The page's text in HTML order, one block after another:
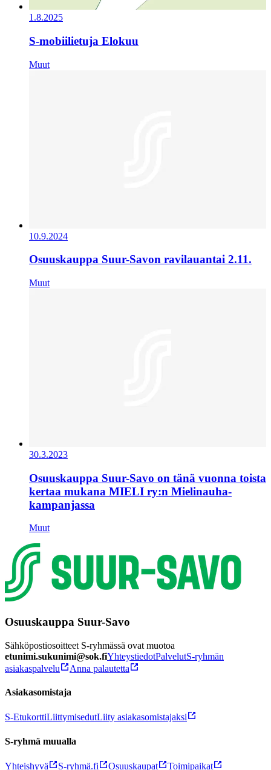
1.8.2025
S-mobiilietuja Elokuu
Muut
10.9.2024
Osuuskauppa Suur-Savon ravilauantai 2.11.
Muut
30.3.2023
Osuuskauppa Suur-Savo on tänä vuonna toista
kertaa mukana MIELI ry:n Mielinauha-
kampanjassa
Muut
Osuuskauppa Suur-Savo
Sähköpostiosoitteet S-ryhmässä ovat muotoa
etunimi.sukunimi@sok.fiYhteystiedotPalvelutS-ryhmän
asiakaspalvelu
Anna palautetta
Asiakasomistaja
S-EtukorttiLiittymisedutLiity asiakasomistajaksi
S-ryhmä muualla
Yhteishyvä S-ryhmä.fi Osuuskaupat Toimipaikat